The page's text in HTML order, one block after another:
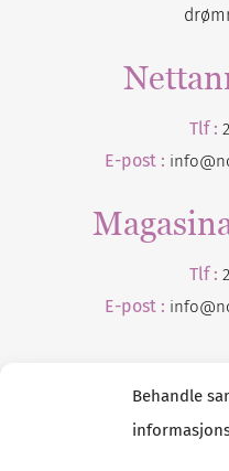
Behandle
Tlf :
E-post :
Tlf :
E-post : info@